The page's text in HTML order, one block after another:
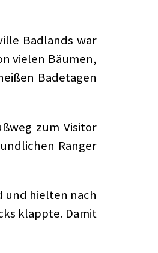
Badlands war
vielen Bäumen,
Badetagen
zum Visitor
Ranger
und hielten nach
klappte. Damit